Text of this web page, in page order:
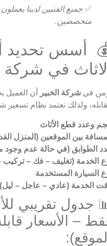
✅ جميع الفنيين لدينا
متخصصين.
أسس تحديد
في شركة
في شركة الخبير
أن
ولذلك نعتمد نظام
وعدد قطع الأثاث
بين الموقعين (المنزل
الطوابق (في حالة عدم وجود
الخدمة (تغليف – فك –
السيارة المستخدمة
الخدمة (عادي – عاجل – ليل)
جدول تقريبي
– الأسعار